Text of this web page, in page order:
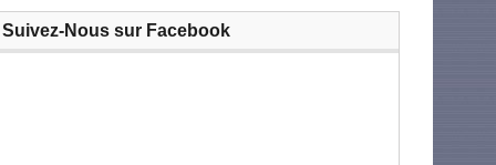
Suivez-Nous sur Facebook